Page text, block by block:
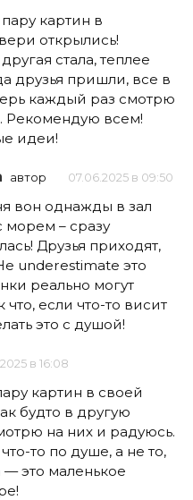
картин в
открылись!
стала, теплее
друзья пришли, все в
каждый раз смотрю
Рекомендую всем!
идеи!
автор 07.06.2025 в 09:50
вон однажды в зал
морем – сразу
Друзья приходят,
underestimate это
реально могут
что, если что-то висит
это с душой!
в 16:08
картин в своей
будто в другую
на них и радуюсь.
то по душе, а не то,
это маленькое